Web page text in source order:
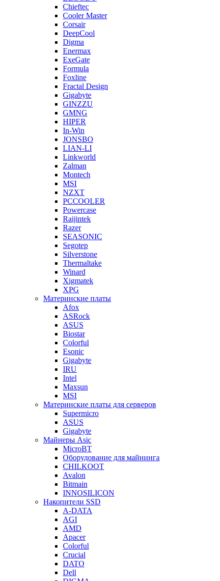
Chieftec
Cooler Master
Corsair
DeepCool
Digma
Enermax
ExeGate
Formula
Foxline
Fractal Design
Gigabyte
GINZZU
GMNG
HIPER
In-Win
JONSBO
LIAN-LI
Linkworld
Zalman
Montech
MSI
NZXT
PCCOOLER
Powercase
Raijintek
Razer
SEASONIC
Segotep
Silverstone
Thermaltake
Winard
Xigmatek
XPG
Материнские платы
Afox
ASRock
ASUS
Biostar
Colorful
Esonic
Gigabyte
IRU
Intel
Maxsun
MSI
Материнские платы для серверов
Supermicro
ASUS
Gigabyte
Майнеры Asic
MicroBT
Оборудование для майнинга
CHILKOOT
Avalon
Bitmain
INNOSILICON
Накопители SSD
A-DATA
AGI
AMD
Apacer
Colorful
Crucial
DATO
Dell